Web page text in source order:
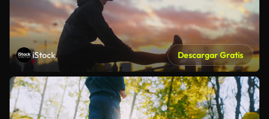
iStock Descargar Gratis